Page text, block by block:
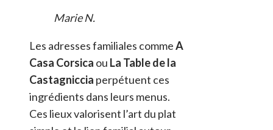
Marie N.
Les adresses familiales commeA
Casa Corsica ou La Table de la
Castagniccia perpétuent ces
ingrédients dans leurs menus.
Ces lieux valorisent l’art du plat